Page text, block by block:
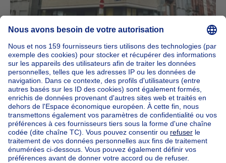
1 650 000 €1650000€
12 ch.12 chambres
1081 Koekelberg
Immeuble de rapport 12 Studios Koekelberg
- Top location
NOUVEAU